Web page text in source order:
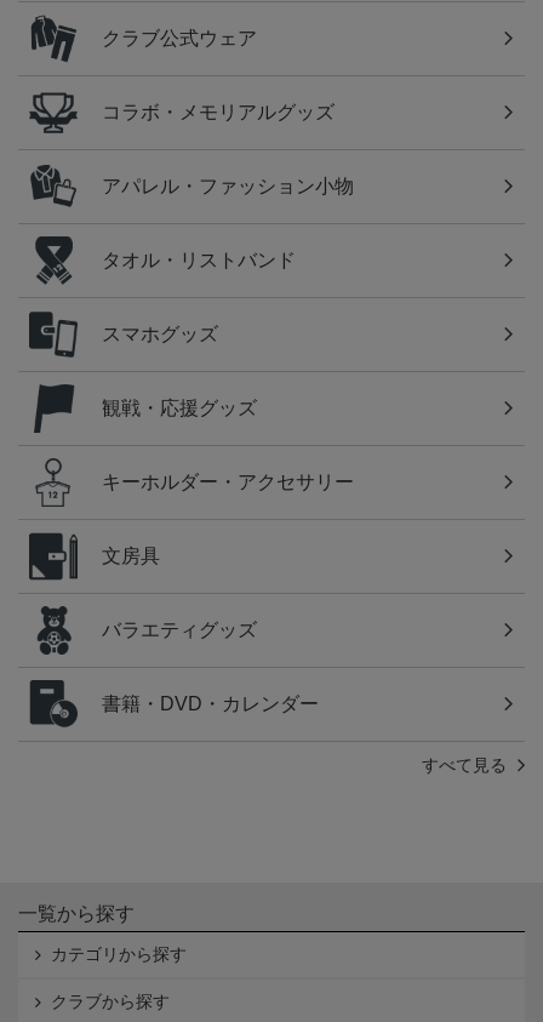
クラブ公式ウェア
コラボ・メモリアルグッズ
アパレル・ファッション小物
タオル・リストバンド
スマホグッズ
観戦・応援グッズ
キーホルダー・アクセサリー
文房具
バラエティグッズ
書籍・DVD・カレンダー
すべて見る
一覧から探す
カテゴリから探す
クラブから探す